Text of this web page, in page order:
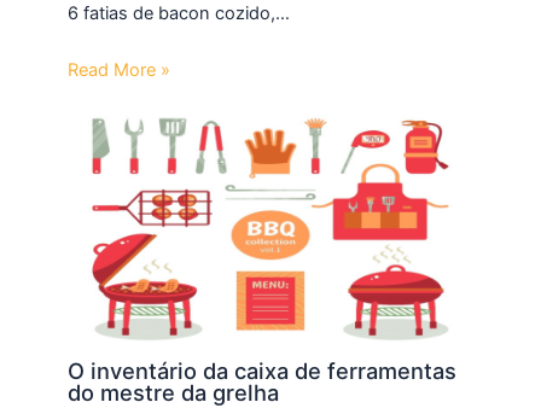
6 fatias de bacon cozido,…
Read More »
O inventário da caixa de ferramentas
do mestre da grelha